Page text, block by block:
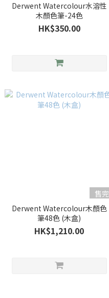
Derwent Watercolour水溶性
木顏色筆-24色
HK$350.00
售完
Derwent Watercolour木顏色
筆48色 (木盒)
HK$1,210.00